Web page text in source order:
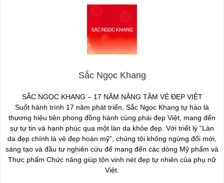
Sắc Ngọc Khang
SẮC NGỌC KHANG – 17 NĂM NÂNG TẦM VẺ ĐẸP VIỆT
Suốt hành trình 17 năm phát triển, Sắc Ngọc Khang tự hào là
thương hiệu tiên phong đồng hành cùng phái đẹp Việt, mang đến
sự tự tin và hạnh phúc qua một làn da khỏe đẹp. Với triết lý “Làn
da đẹp chính là vẻ đẹp hoàn mỹ”, chúng tôi không ngừng đổi mới,
sáng tạo và đầu tư nghiên cứu để mang đến các dòng Mỹ phẩm và
Thực phẩm Chức năng giúp tôn vinh nét đẹp tự nhiên của phụ nữ
Việt.